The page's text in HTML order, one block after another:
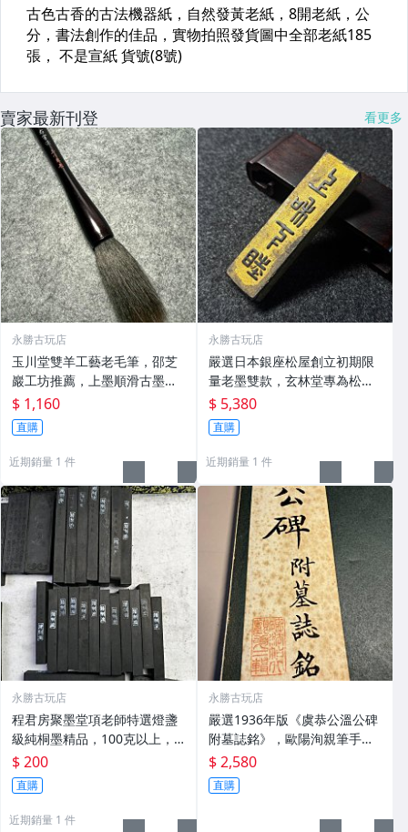
賣家最新刊登 看更多
永勝古玩店
玉川堂雙羊工藝老毛筆，邵芝
巖工坊推薦，上墨順滑古墨專
用 老墨 冬青 老筆
$ 1,160
直購
近期銷量 1 件
永勝古玩店
嚴選日本銀座松屋創立初期限
量老墨雙款，玄林堂專為松屋
打造，重量22.5g，適合收藏
及品味民國時期古雅文化 文房
用具 民國古墨 收藏文玩
$ 5,380
直購
近期銷量 1 件
永勝古玩店
程君房聚墨堂項老師特選燈盞
級純桐墨精品，100克以上，
檀香墨質細膩黑亮 藍紫光放 檢
驗嚴選推薦 燈盞級墨 放藍紫光
檢驗嚴選
$ 200
直購
近期銷量 1 件
永勝古玩店
嚴選1936年版《虞恭公溫公碑
附墓誌銘》，歐陽洵親筆手
跡，典藏歷史與書法珍品 唐史
研究 碑刻藝術 田中和市版
$ 2,580
直購